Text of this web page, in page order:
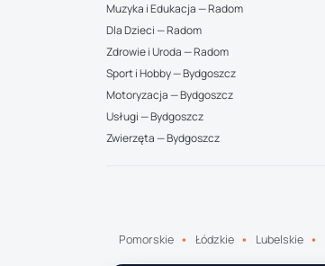
Muzyka i Edukacja — Radom
Dla Dzieci — Radom
Zdrowie i Uroda — Radom
Sport i Hobby — Bydgoszcz
Motoryzacja — Bydgoszcz
Usługi — Bydgoszcz
Zwierzęta — Bydgoszcz
Pomorskie
Łódzkie Lubelskie